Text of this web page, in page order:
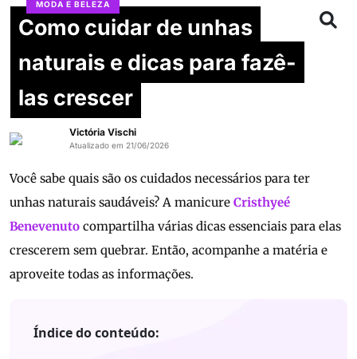
MODA E BELEZA
Como cuidar de unhas
naturais e dicas para fazê-
las crescer
Victória Vischi
Atualizado em 21/06/2026
Você sabe quais são os cuidados necessários para ter
unhas naturais saudáveis? A manicure Cristhyeé
Benevenuto compartilha várias dicas essenciais para elas
crescerem sem quebrar. Então, acompanhe a matéria e
aproveite todas as informações.
Índice do conteúdo: